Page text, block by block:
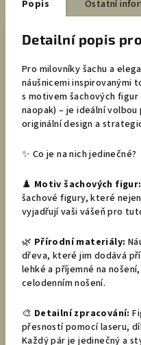
Popis Ostatní
Detailní popis
Pro milovníky šachu a
náušnicemi inspirovanými
s motivem šachových
naopak) – je ideální
originální design a
✨ Co je na nich jedinečné?
♟️ Motiv šachových figur:
šachové figury, které
vyjadřují vaši vášeň pro
🌿 Přírodní materiály:
dřeva, které jim dodává
lehké a příjemné na
celodenním nošení.
🎨 Detailní zpracování:
přesností pomocí laseru,
Každý pár je jedinečný a